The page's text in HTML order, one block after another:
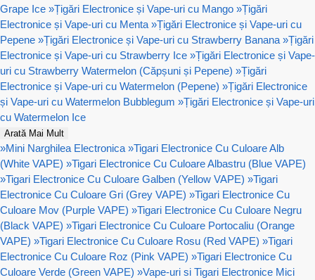
Grape Ice »Țigări Electronice și Vape-uri cu Mango »Țigări
Electronice și Vape-uri cu Menta »Țigări Electronice și Vape-uri cu
Pepene »Țigări Electronice și Vape-uri cu Strawberry Banana »Țigări
Electronice și Vape-uri cu Strawberry Ice »Țigări Electronice și Vape-
uri cu Strawberry Watermelon (Căpșuni și Pepene) »Țigări
Electronice și Vape-uri cu Watermelon (Pepene) »Țigări Electronice
și Vape-uri cu Watermelon Bubblegum »Țigări Electronice și Vape-uri
cu Watermelon Ice
Arată Mai Mult
»Mini Narghilea Electronica »Tigari Electronice Cu Culoare Alb
(White VAPE) »Tigari Electronice Cu Culoare Albastru (Blue VAPE)
»Tigari Electronice Cu Culoare Galben (Yellow VAPE) »Tigari
Electronice Cu Culoare Gri (Grey VAPE) »Tigari Electronice Cu
Culoare Mov (Purple VAPE) »Tigari Electronice Cu Culoare Negru
(Black VAPE) »Tigari Electronice Cu Culoare Portocaliu (Orange
VAPE) »Tigari Electronice Cu Culoare Rosu (Red VAPE) »Tigari
Electronice Cu Culoare Roz (Pink VAPE) »Tigari Electronice Cu
Culoare Verde (Green VAPE) »Vape-uri si Tigari Electronice Mici